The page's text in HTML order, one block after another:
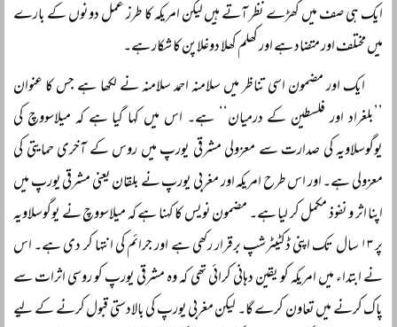
ایک ہی صف میں کھڑے نظر آتے ہیں لیکن امریکہ کا طرز عمل دونوں کے بارے
میں مختلف اور متضاد ہے اور کھلم کھلا دوغلاپن کا شکار ہے۔
ایک اور مضمون اسی تناظر میں سلامنہ احمد سلامنہ نے لکھا ہے جس کا عنوان
’’بلغراد اور فلسطین کے درمیان‘‘ ہے۔ اس میں کہا گیا ہے کہ میلاسووچ کی
یوگوسلاویہ کی صدارت سے معزولی مشرقی یورپ میں روس کے آخری حمایتی کی
معزولی ہے۔ اور اس طرح امریکہ اور مغربی یورپ نے بلقان یعنی مشرقی یورپ میں
اپنا اثر و نفوذ مکمل کر لیا ہے۔ مضمون نویس کا کہنا ہے کہ میلاسووچ نے یوگوسلاویہ
پر ۱۳ سال تک اپنی ڈکٹیٹرشپ برقرار رکھی ہے اور جرائم کی انتہا کر دی ہے۔ اس
نے ابتداء میں امریکہ کو یقین دہانی کرائی تھی کہ وہ مشرقی یورپ کو روسی اثرات سے
پاک کرنے میں تعاون کرے گا۔ لیکن مغربی یورپ کی بالادستی قبول کرنے کے لیے